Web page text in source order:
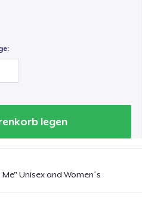
legen
Unisex and Women´s